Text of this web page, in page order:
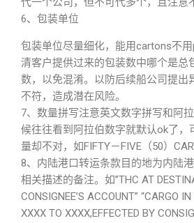
6、包装单位
包装单位尽量细化，能用cartons不
清客户提供过来的包装数中哪个是总
数，以免混淆。以防后续船公司提出
不符，造成潜在风险。
7、数量拼写注意英文数字拼写和阿
候往往看到阿拉伯数字就默认ok了，
量却不对，如FIFTY－FIVE（50）
8、内陆港口转运条款目的地为内陆
相关描述的备注。如”THC AT
CONSIGNEE’S ACCOUNT” “CARGO
XXXX TO XXXX,EFFECTED BY